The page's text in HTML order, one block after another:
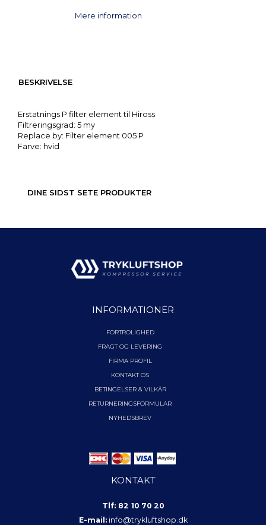
Mere information
BESKRIVELSE
Erstatnings P filter element til Hiross
Filtreringsgrad: 5 my
Replace by: Filter element 005 P
Farve: hvid
DINE SIDST SETE PRODUKTER
INFORMATIONER
FORTROLIGHED
FRAGT OG LEVERING
FIRMA PROFIL
KONTAKT OS
BETINGELSER & VILKÅR
RETURNERINGSFORMULAR
NYHEDSBREV
KONTAKT
Tlf: 82 10 70 20
E-mail: info@trykluftshop.dk